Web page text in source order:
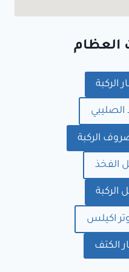
العظام
الركبة
الصليبي
الركبة
الفخذ
الركبة
اكيلس
الكتف